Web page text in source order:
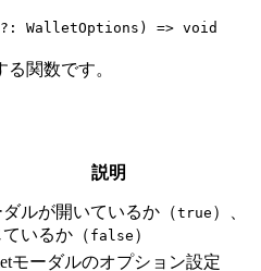
WalletOptions) => void
関数です。
説明
ダルが開いているか（true ）、
ているか（ false ）
モーダルのオプション設定